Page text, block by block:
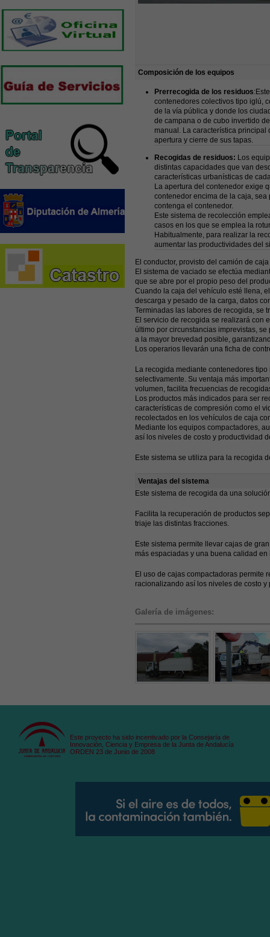
Composición de los equipos
Prerrecogida de los residuos
contenedores colectivos tipo iglú,
de la vía pública y donde los
de campana o de cubo invertido
manual. La característica
apertura y cierre de sus tapas.
Recogidas de residuos: Los
distintas capacidades que van
características urbanísticas de
La apertura del contenedor exige
contenedor encima de la caja,
contenga el contenedor.
Este sistema de recolección
casos en los que se emplea la
Habitualmente, para realizar la
aumentar las productividades del
El conductor, provisto del camión de
El sistema de vaciado se efectúa
que se abre por el propio peso del
Cuando la caja del vehículo esté llena,
descarga y pesado de la carga, datos
Terminadas las labores de recogida, se
El servicio de recogida se realizará con
último por circunstancias imprevistas,
a la mayor brevedad posible,
Los operarios llevarán una ficha de
La recogida mediante contenedores
selectivamente. Su ventaja más
volumen, facilita frecuencias de
Los productos más indicados para ser
características de compresión como el
recolectados en los vehículos de caja
Mediante los equipos compactadores,
así los niveles de costo y productividad
Este sistema se utiliza para la recogida
Ventajas del sistema
Este sistema de recogida da una
Facilita la recuperación de productos
triaje las distintas fracciones.
Este sistema permite llevar cajas de
más espaciadas y una buena calidad
El uso de cajas compactadoras permite
racionalizando así los niveles de costo
Galería de imágenes:
Este proyecto ha sido incentivado por la Consejaría de
Innovación, Ciencia y Empresa de la Junta de Andalucía
ORDEN 23 de Junio de 2008